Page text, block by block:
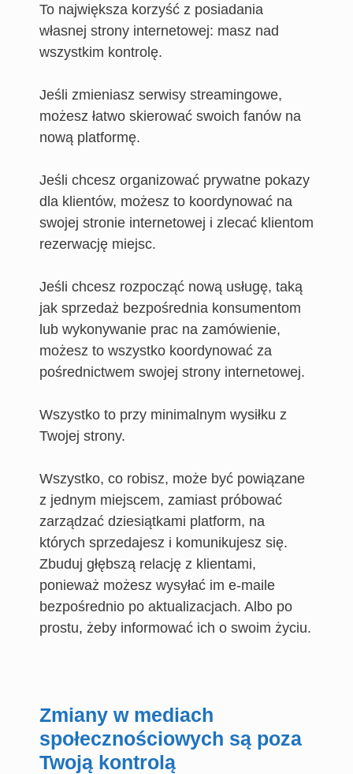
To największa korzyść z posiadania
własnej strony internetowej: masz nad
wszystkim kontrolę.
Jeśli zmieniasz serwisy streamingowe,
możesz łatwo skierować swoich fanów na
nową platformę.
Jeśli chcesz organizować prywatne pokazy
dla klientów, możesz to koordynować na
swojej stronie internetowej i zlecać klientom
rezerwację miejsc.
Jeśli chcesz rozpocząć nową usługę, taką
jak sprzedaż bezpośrednia konsumentom
lub wykonywanie prac na zamówienie,
możesz to wszystko koordynować za
pośrednictwem swojej strony internetowej.
Wszystko to przy minimalnym wysiłku z
Twojej strony.
Wszystko, co robisz, może być powiązane
z jednym miejscem, zamiast próbować
zarządzać dziesiątkami platform, na
których sprzedajesz i komunikujesz się.
Zbuduj głębszą relację z klientami,
ponieważ możesz wysyłać im e-maile
bezpośrednio po aktualizacjach. Albo po
prostu, żeby informować ich o swoim życiu.
Zmiany w mediach
społecznościowych są poza
Twoją kontrolą